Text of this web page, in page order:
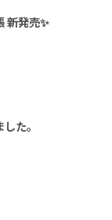
新発売✨
た。